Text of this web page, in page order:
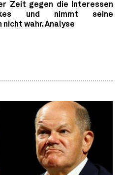
Zeit gegen die Interessen
und nimmt seine
wahr. Analyse